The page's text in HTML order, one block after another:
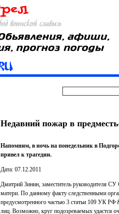
Недавний пожар в
Напомним, в ночь на понедельник в
привел к трагедии.
Дата: 07.12.2011
Дмитрий Зинин, заместитель руководителя
матери. По данному факту следственными
предусмотренного частью 3 статьи 109 УК РФ
лиц. Возможно, круг подозреваемых удастся